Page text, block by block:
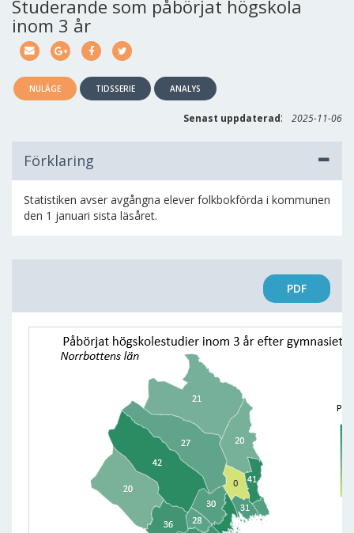
Studerande som påbörjat högskola
inom 3 år
NULÄGE TIDSSERIE ANALYS
Senast uppdaterad: 2025-11-06
Förklaring
Statistiken avser avgångna elever folkbokförda i kommunen
den 1 januari sista läsåret.
PDF